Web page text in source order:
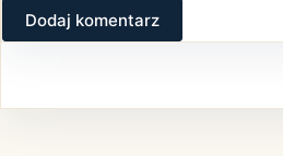
Dodaj komentarz